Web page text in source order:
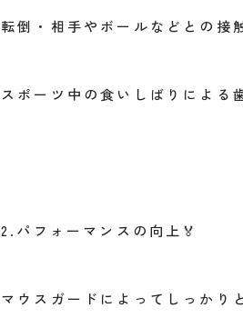
転倒・相手やボールなどとの接
スポーツ中の食いしばりによる
2. パフォーマンスの向上 🏅
マウスガードによってしっかり